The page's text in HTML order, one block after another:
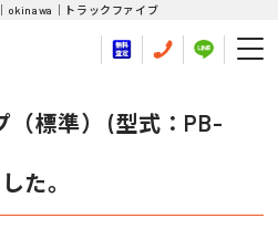
okinawa｜トラックファイブ
（標準） (型式：PB-
た。